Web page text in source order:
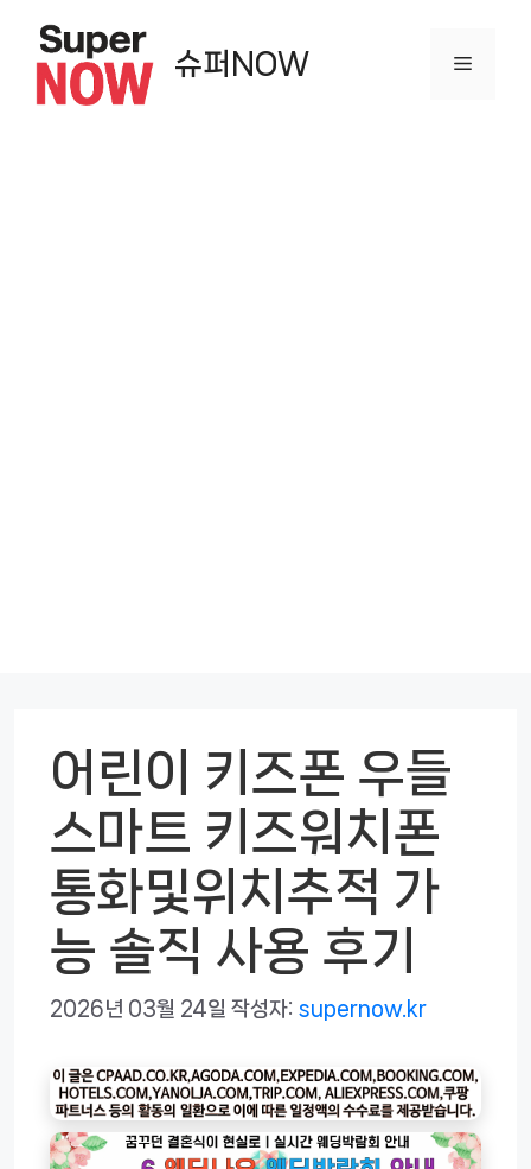
슈퍼NOW 메
어린이 키즈폰 우들
스마트 키즈워치폰
통화및위치추적 가
능 솔직 사용 후기
2026년 03월 24일 작성자: supernow.kr